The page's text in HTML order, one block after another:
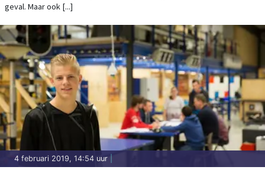
geval. Maar ook [...]
4 februari 2019, 14:54 uur